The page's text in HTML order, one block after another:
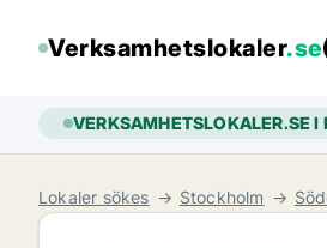
Verksamhetslokaler.se
VERKSAMHETSLOKALER.SE I
Lokaler sökes Stockholm